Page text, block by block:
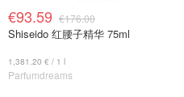
€93.59 €176.00
Shiseido 红腰子精华 75ml
1,381.20 € / 1 l
Parfumdreams